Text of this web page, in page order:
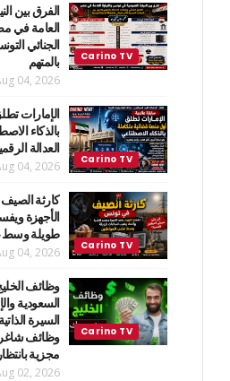
الفرق بين
العامة في
الجنائي
بالمتهم
04, 2026
الإمارات
بالذكاء
العدالة
04, 2026
كارثة
الأجهزة
طويلة وسط
04, 2026
السعودية
السيرة
وظائف
مجزية
02, 2026